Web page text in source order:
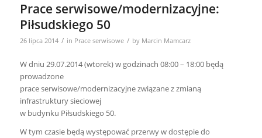
Prace serwisowe/modernizacyjne:
Piłsudskiego 50
26 lipca 2014 / in Prace serwisowe / by Marcin Mamcarz
W dniu 29.07.2014 (wtorek) w godzinach 08:00 – 18:00 będą
prowadzone
prace serwisowe/modernizacyjne związane z zmianą
infrastruktury sieciowej
w budynku Piłsudskiego 50.
W tym czasie będą występować przerwy w dostępie do